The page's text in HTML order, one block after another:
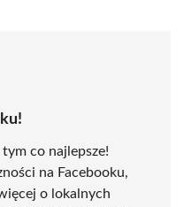
co najlepsze!
na Facebooku,
o lokalnych